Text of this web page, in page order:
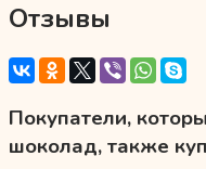
Отзывы
Покупатели,
шоколад, также